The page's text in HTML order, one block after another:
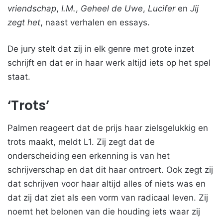
vriendschap, I.M. , Geheel de Uwe, Lucifer en Jij
zegt het, naast verhalen en essays.
De jury stelt dat zij in elk genre met grote inzet
schrijft en dat er in haar werk altijd iets op het spel
staat.
‘Trots’
Palmen reageert dat de prijs haar zielsgelukkig en
trots maakt, meldt L1. Zij zegt dat de
onderscheiding een erkenning is van het
schrijverschap en dat dit haar ontroert. Ook zegt zij
dat schrijven voor haar altijd alles of niets was en
dat zij dat ziet als een vorm van radicaal leven. Zij
noemt het belonen van die houding iets waar zij